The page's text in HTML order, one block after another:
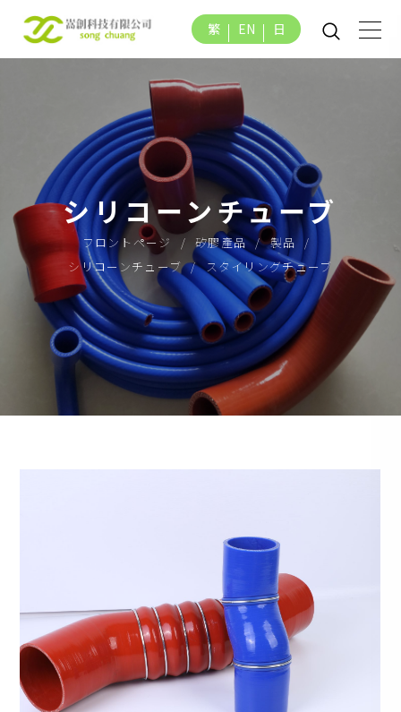
繁 EN 日
シリコーンチューブ
フロントページ 矽膠產品
製品
シリコーンチューブ
スタイリングチューブ